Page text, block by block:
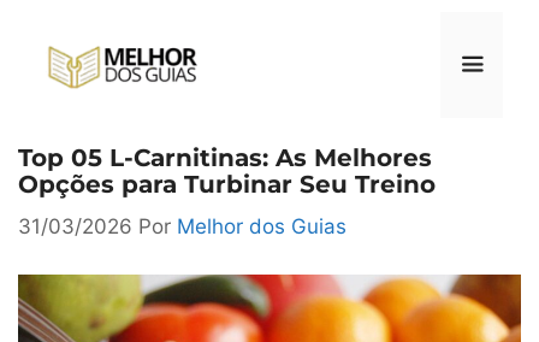
Top 05 L-Carnitinas: As Melhores
Opções para Turbinar Seu Treino
31/03/2026 Por Melhor dos Guias